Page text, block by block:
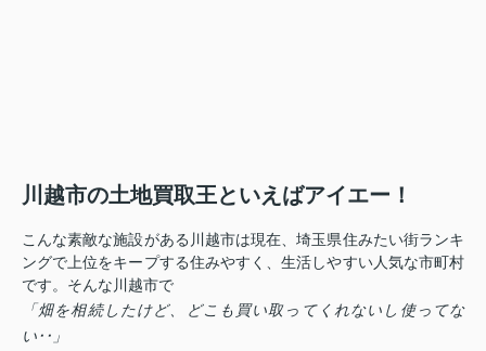
川越市の土地買取王といえばアイエー！
こんな素敵な施設がある川越市は現在、埼玉県住みたい街ランキ
ングで上位をキープする住みやすく、生活しやすい人気な市町村
です。そんな川越市で
「畑を相続したけど、どこも買い取ってくれないし使ってな
い･･」